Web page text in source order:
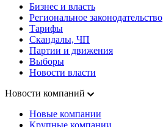
Бизнес и власть
Региональное законодательство
Тарифы
Скандалы, ЧП
Партии и движения
Выборы
Новости власти
Новости компаний
Новые компании
Крупные компании